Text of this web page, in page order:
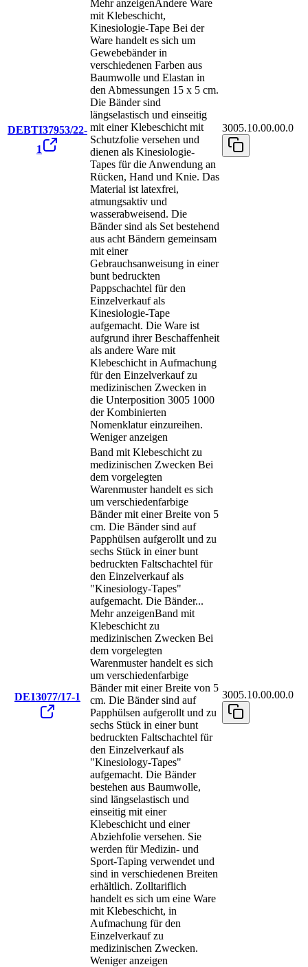
DEBTI37953/22-
1
Mehr anzeigenAndere Ware
mit Klebeschicht,
Kinesiologie-Tape Bei der
Ware handelt es sich um
Gewebebänder in
verschiedenen Farben aus
Baumwolle und Elastan in
den Abmessungen 15 x 5 cm.
Die Bänder sind
längselastisch und einseitig
mit einer Klebeschicht mit
Schutzfolie versehen und
dienen als Kinesiologie-
Tapes für die Anwendung an
Rücken, Hand und Knie. Das
Material ist latexfrei,
atmungsaktiv und
wasserabweisend. Die
Bänder sind als Set bestehend
aus acht Bändern gemeinsam
mit einer
Gebrauchsanweisung in einer
bunt bedruckten
Pappschachtel für den
Einzelverkauf als
Kinesiologie-Tape
aufgemacht. Die Ware ist
aufgrund ihrer Beschaffenheit
als andere Ware mit
Klebeschicht in Aufmachung
für den Einzelverkauf zu
medizinischen Zwecken in
die Unterposition 3005 1000
der Kombinierten
Nomenklatur einzureihen.
Weniger anzeigen
3005.10.00.00.0
DE13077/17-1
Band mit Klebeschicht zu
medizinischen Zwecken Bei
dem vorgelegten
Warenmuster handelt es sich
um verschiedenfarbige
Bänder mit einer Breite von 5
cm. Die Bänder sind auf
Papphülsen aufgerollt und zu
sechs Stück in einer bunt
bedruckten Faltschachtel für
den Einzelverkauf als
"Kinesiology-Tapes"
aufgemacht. Die Bänder...
Mehr anzeigenBand mit
Klebeschicht zu
medizinischen Zwecken Bei
dem vorgelegten
Warenmuster handelt es sich
um verschiedenfarbige
Bänder mit einer Breite von 5
cm. Die Bänder sind auf
Papphülsen aufgerollt und zu
sechs Stück in einer bunt
bedruckten Faltschachtel für
den Einzelverkauf als
"Kinesiology-Tapes"
aufgemacht. Die Bänder
bestehen aus Baumwolle,
sind längselastisch und
einseitig mit einer
Klebeschicht und einer
Abziehfolie versehen. Sie
werden für Medizin- und
Sport-Taping verwendet und
sind in verschiedenen Breiten
erhältlich. Zolltariflich
handelt es sich um eine Ware
mit Klebeschicht, in
Aufmachung für den
Einzelverkauf zu
medizinischen Zwecken.
Weniger anzeigen
3005.10.00.00.0